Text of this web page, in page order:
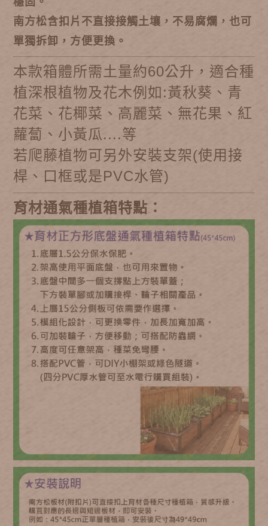
南方松含扣片不直接接觸土壤，不易腐爛，也可
單獨拆卸，方便更換。
本款箱體所需土量約60公升，適合種
植深根植物及花木例如:黃秋葵、青
花菜、花椰菜、高麗菜、無花果、紅
蘿蔔、小黃瓜....等
若爬藤植物可另外安裝支架(使用接
桿、口框或是PVC水管)
育材通氣種植箱特點：